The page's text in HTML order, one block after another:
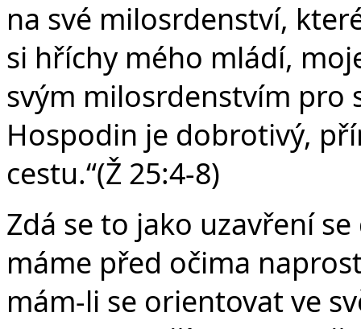
na své milosrdenství,
si hříchy mého mládí,
svým milosrdenstvím pro
Hospodin je dobrotivý,
cestu.“(Ž 25:4-8)
Zdá se to jako uzavření
máme před očima
mám-li se orientovat ve